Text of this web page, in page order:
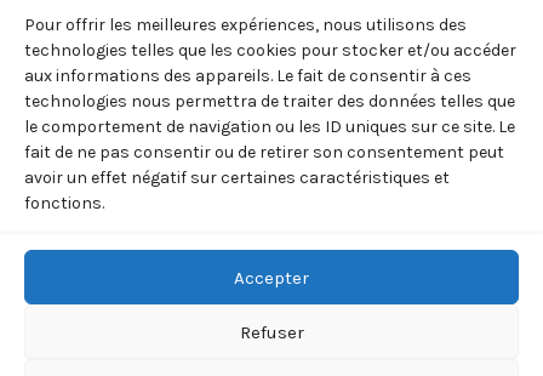
Pour offrir les meilleures expériences, nous utilisons des
technologies telles que les cookies pour stocker et/ou accéder
aux informations des appareils. Le fait de consentir à ces
technologies nous permettra de traiter des données telles que
le comportement de navigation ou les ID uniques sur ce site. Le
fait de ne pas consentir ou de retirer son consentement peut
avoir un effet négatif sur certaines caractéristiques et
fonctions.
Accepter
Refuser
FLATEY (ARNAR
INGOLFSSON V.)
7,80€ TTC
Ajouter
au
panier
POUSSIERE
(ARNALDUR
INDRIDASON)
9,85 € TTC
panier
DAME D E
REYKJAVIK
(JONASSON
RAGNAR)
24,50€ TTC
au